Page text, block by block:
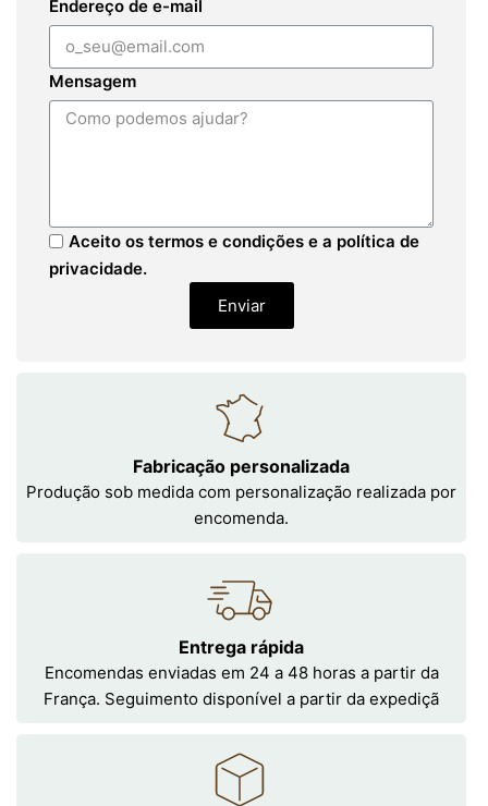
Endereço de e-mail
Mensagem
Aceito os termos e condições e a política de
privacidade.
Enviar
Fabricação personalizada
Produção sob medida com personalização realizada por
encomenda.
Entrega rápida
Encomendas enviadas em 24 a 48 horas a partir da
França. Seguimento disponível a partir da expediçã